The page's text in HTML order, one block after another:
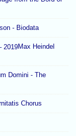
- Biodata
Max Heindel
Domini - The
Chorus